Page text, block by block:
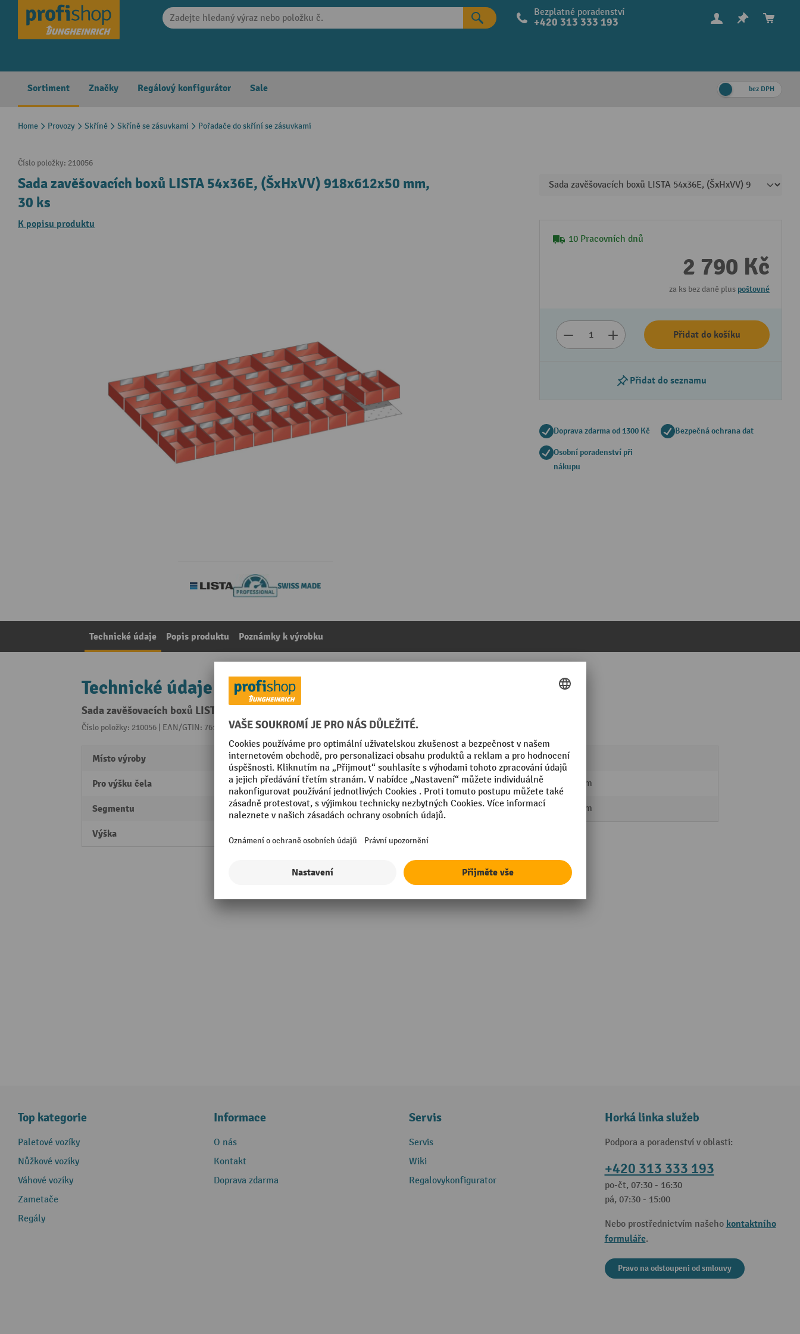
Skip to main navigation Bezplatné poradenství
+420 313 333 193
Sortiment Značky Regálový konfigurátor Sale bez DPH
Home Provozy Skříně Skříně se zásuvkami Pořadače do skříní se zásuvkami
Číslo položky: 210056
Sada zavěšovacích boxů LISTA 54x36E, (ŠxHxVV) 918x612x50 mm,
30 ks
K popisu produktu
10 Pracovních dnů
2 790 Kč
za ks bez daně plus poštovné
Přidat do košíku
Přidat do seznamu
Doprava zdarma od 1300 Kč Bezpečná ochrana dat
Osobní poradenství při
nákupu
Technické údaje Popis produktu Poznámky k výrobku
Technické údaje
Sada zavěšovacích boxů LISTA 54x36E, (ŠxHxVV) 918x612x50 mm, 30 ks
Číslo položky: 210056 | EAN/GTIN: 7612269003376Z kategorie:Pořadače do skříní se zásuvkami
Místo výroby Swiss Made
Pro výšku čela 50 mm
Segmentu Professional
Výška
Značka LISTA
Šuplíky, hloubka 612 mm
Šuplíky, šířka 918 mm
Top kategorie
Paletové vozíky
Nůžkové vozíky
Váhové vozíky
Zametače
Regály
Informace
O nás
Kontakt
Doprava zdarma
Servis
Servis
Wiki
Regalovykonfigurator
Horká linka služeb
Podpora a poradenství v oblasti:
+420 313 333 193
po-čt, 07:30 - 16:30
pá, 07:30 - 15:00
Nebo prostřednictvím našeho kontaktního
formuláře.
Pravo na odstoupeni od smlouvy